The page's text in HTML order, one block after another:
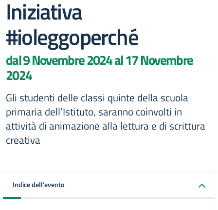
Iniziativa
#ioleggoperché
dal 9 Novembre 2024 al 17 Novembre
2024
Gli studenti delle classi quinte della scuola
primaria dell’Istituto, saranno coinvolti in
attività di animazione alla lettura e di scrittura
creativa
Indice dell'evento